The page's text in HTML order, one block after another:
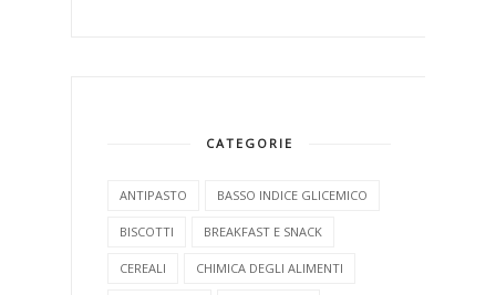
CATEGORIE
ANTIPASTO BASSO INDICE GLICEMICO
BISCOTTI BREAKFAST E SNACK
CEREALI CHIMICA DEGLI ALIMENTI